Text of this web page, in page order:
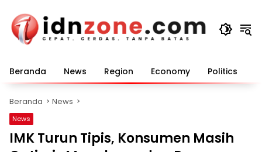
konten
Beranda News Region Economy Politics
Beranda News
News
IMK Turun Tipis, Konsumen Masih